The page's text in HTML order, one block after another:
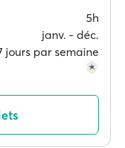
5h
janv. ‐ déc.
jours par semaine